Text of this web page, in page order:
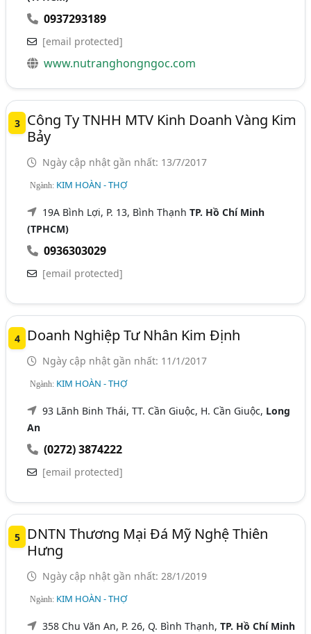
0937293189
[email protected]
www.nutranghongngoc.com
3
Công Ty TNHH MTV Kinh Doanh Vàng Kim
Bảy
Ngày cập nhật gần nhất: 13/7/2017
Ngành: KIM HOÀN - THỢ
19A Bình Lợi, P. 13, Bình ThạnhTP. Hồ Chí Minh
(TPHCM)
0936303029
[email protected]
4 Doanh Nghiệp Tư Nhân Kim Định
Ngày cập nhật gần nhất: 11/1/2017
Ngành: KIM HOÀN - THỢ
93 Lãnh Binh Thái, TT. Cần Giuộc, H. Cần Giuộc, Long
An
(0272) 3874222
[email protected]
5
DNTN Thương Mại Đá Mỹ Nghệ Thiên
Hưng
Ngày cập nhật gần nhất: 28/1/2019
Ngành: KIM HOÀN - THỢ
358 Chu Văn An, P. 26, Q. Bình Thạnh,TP. Hồ Chí Minh